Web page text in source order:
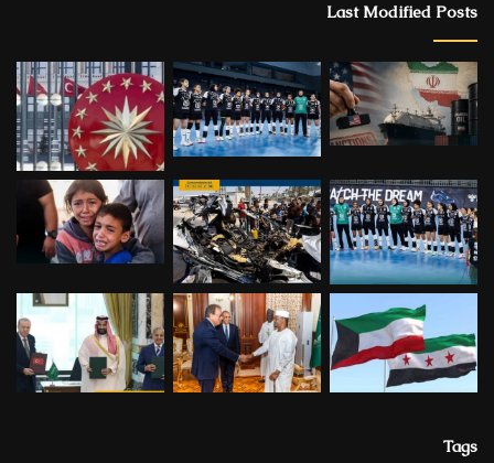
Last Modified Posts
Tags